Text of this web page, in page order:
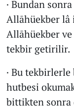
· Bundan
Allāhüekber
Allāhüekber
tekbir getirilir.
· Bu
hutbesi
bittikten sonra